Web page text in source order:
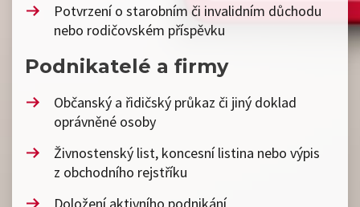
Potvrzení o starobním či invalidním důchodu
nebo rodičovském příspěvku
Podnikatelé a firmy
Občanský a řidičský průkaz či jiný doklad
oprávněné osoby
Živnostenský list, koncesní listina nebo výpis
z obchodního rejstříku